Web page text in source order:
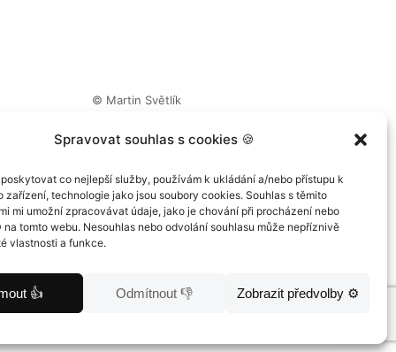
Spravovat souhlas s cookies 🍪
co nejlepší služby, používám k ukládání a/nebo přístupu k
zařízení, technologie jako jsou soubory cookies. Souhlas s těmito
mi umožní zpracovávat údaje, jako je chování při procházení nebo
na tomto webu. Nesouhlas nebo odvolání souhlasu může nepříznivě
vlastnosti a funkce.
👍 Odmítnout 👎 Zobrazit předvolby ⚙️
© Martin Světlík